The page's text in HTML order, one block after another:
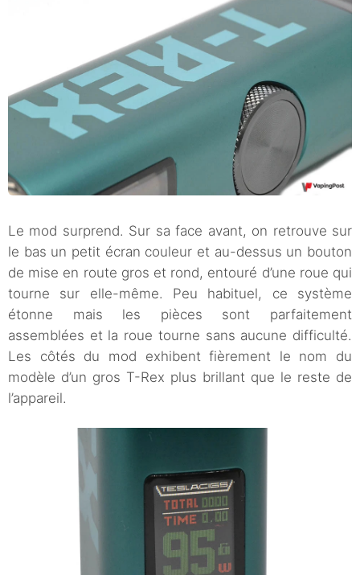
Le mod surprend. Sur sa face avant, on retrouve sur
le bas un petit écran couleur et au-dessus un bouton
de mise en route gros et rond, entouré d’une roue qui
tourne sur elle-même. Peu habituel, ce système
étonne mais les pièces sont parfaitement
assemblées et la roue tourne sans aucune difficulté.
Les côtés du mod exhibent fièrement le nom du
modèle d’un gros T-Rex plus brillant que le reste de
l’appareil.